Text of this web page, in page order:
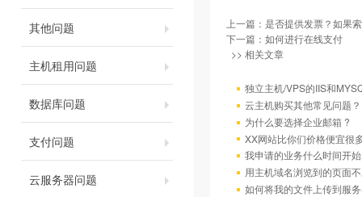
其他问题
主机租用问题
数据库问题
支付问题
云服务器问题
上一篇： 是否提供发票？如果
下一篇： 如何进行在线支付
>> 相关文章
独立主机/VPS的IIS和
云主机购买其他常见问题？
为什么要选择企业邮箱 ?
XX网站比你们价格便宜很
我申请的业务什么时间开
用主机域名浏览到的页面
如何将我的文件上传到服